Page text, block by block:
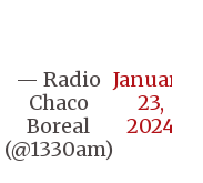
— Radio
Chaco
Boreal
(@1330am)
January
23,
2024